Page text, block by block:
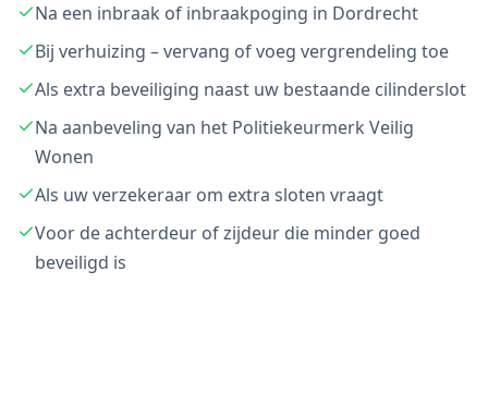
Na een inbraak of inbraakpoging in Dordrecht
Bij verhuizing – vervang of voeg vergrendeling toe
Als extra beveiliging naast uw bestaande cilinderslot
Na aanbeveling van het Politiekeurmerk Veilig
Wonen
Als uw verzekeraar om extra sloten vraagt
Voor de achterdeur of zijdeur die minder goed
beveiligd is